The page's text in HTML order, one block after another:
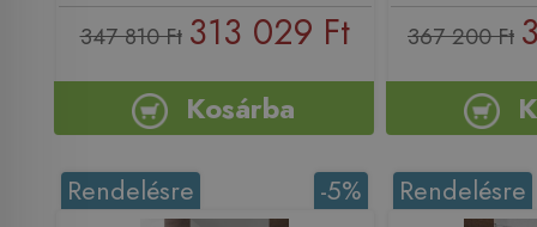
347 810 Ft 313 029 Ft
Kosárba
367 200 Ft
-5%
Rendelésre Rendelésre